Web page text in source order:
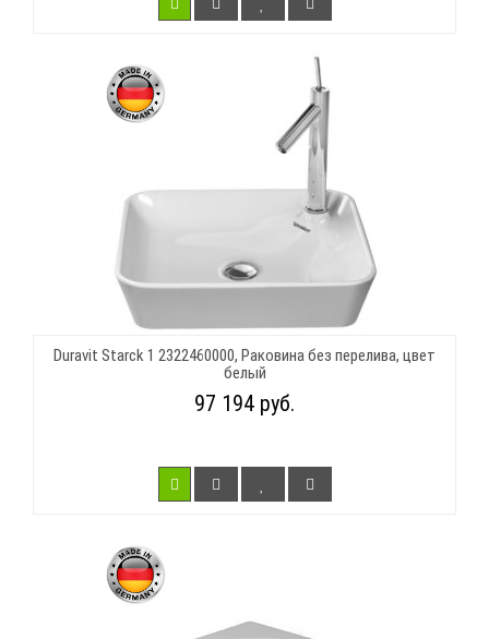
Duravit Starck 1 2322460000, Раковина без перелива, цвет
белый
97 194 руб.